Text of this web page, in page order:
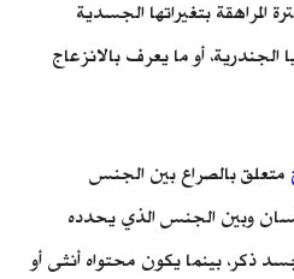
المراهقة بتغيراتها الجسدية
الجندرية، أو ما يعرف بالانزعاج
متعلق بالصراع بين الجنس
وبين الجنس الذي يحدده
ذكر، بينما يكون محتواه أنثى أو